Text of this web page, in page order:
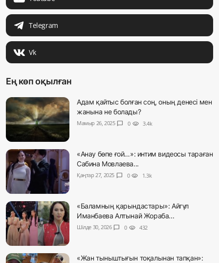
Telegram
Vk
Ең көп оқылған
Адам қайтыс болған соң, оның денесі мен
жанына не болады?
Мамыр 26, 2025 chat_bubble 0 visibility 3.4k
«Анау бөпе ғой…»: интим видеосы тараған
Сабина Мовлаева...
Қаңтар 27, 2025 chat_bubble 0 visibility 1.3k
«Баламның қарындастары»: Айгүл
Иманбаева Алтынай Жораба...
Шілде 30, 2026 chat_bubble 0 visibility 432
«Жан тыныштығын тоқалынан тапқан»: